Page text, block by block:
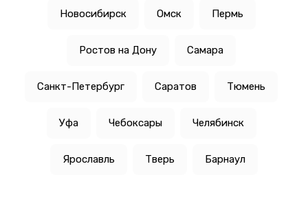
Новосибирск Омск Пермь
Ростов на Дону Самара
Санкт-Петербург Саратов Тюмень
Уфа Чебоксары Челябинск
Ярославль Тверь Барнаул